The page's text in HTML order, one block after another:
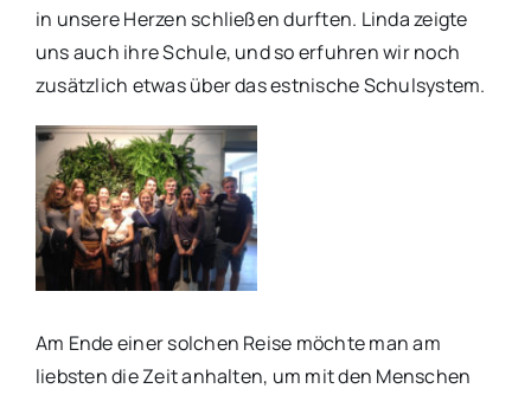
in unsere Herzen schließen durften. Linda zeigte
uns auch ihre Schule, und so erfuhren wir noch
zusätzlich etwas über das estnische Schulsystem.
Am Ende einer solchen Reise möchte man am
liebsten die Zeit anhalten, um mit den Menschen